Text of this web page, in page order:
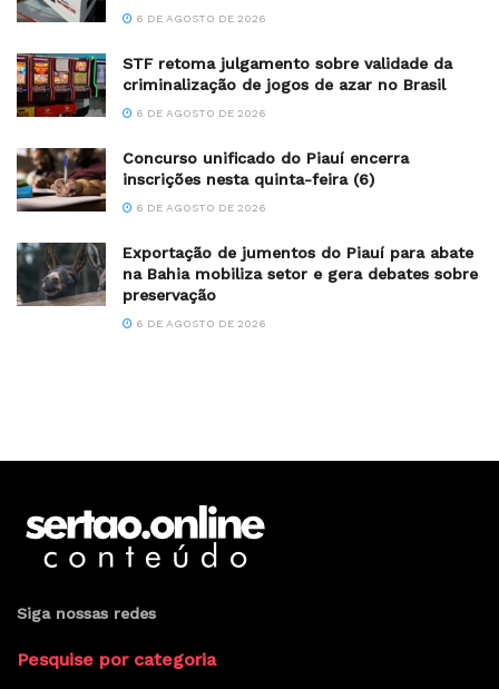
6 DE AGOSTO DE 2026
STF retoma julgamento sobre validade da
criminalização de jogos de azar no Brasil
6 DE AGOSTO DE 2026
Concurso unificado do Piauí encerra
inscrições nesta quinta-feira (6)
6 DE AGOSTO DE 2026
Exportação de jumentos do Piauí para abate
na Bahia mobiliza setor e gera debates sobre
preservação
6 DE AGOSTO DE 2026
Siga nossas redes
Pesquise por categoria